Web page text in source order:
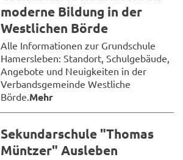
moderne Bildung in der
Westlichen Börde
Alle Informationen zur Grundschule
Hamersleben: Standort, Schulgebäude,
Angebote und Neuigkeiten in der
Verbandsgemeinde Westliche
Börde. Mehr
Sekundarschule "Thomas
Müntzer" Ausleben